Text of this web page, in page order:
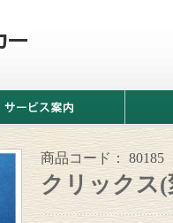
情
商品コード： 80185
クリックス